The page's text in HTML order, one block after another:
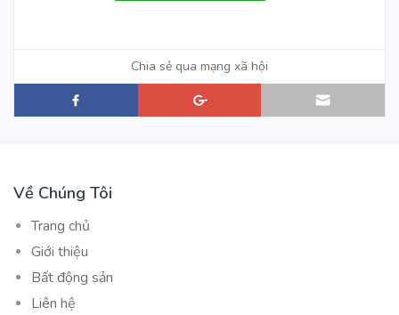
Chia sẻ qua mạng xã hội
Về Chúng Tôi
Trang chủ
Giới thiệu
Bất động sản
Liên hệ